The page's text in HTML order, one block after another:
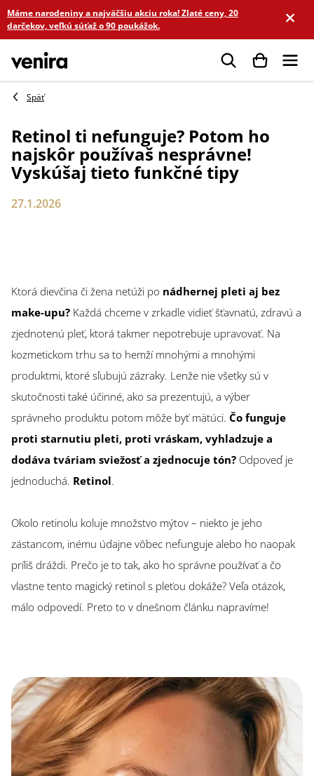
Prejsť
na
obsah
Máme narodeniny a najväčšiu akciu roka! Zlaté ceny, 20
darčekov, veľkú súťaž o 90 poukážok.
Hľadať
Retinol ti nefunguje? Potom ho
najskôr používaš nesprávne!
Vyskúšaj tieto funkčné tipy
27.1.2026
Ktorá dievčina či žena netúži po nádhernej pleti aj bez
make-upu? Každá chceme v zrkadle vidieť šťavnatú, zdravú a
zjednotenú pleť, ktorá takmer nepotrebuje upravovať. Na
kozmetickom trhu sa to hemží mnohými a mnohými
produktmi, ktoré sľubujú zázraky. Lenže nie všetky sú v
skutočnosti také účinné, ako sa prezentujú, a výber
správneho produktu potom môže byť mätúci. Čo funguje
proti starnutiu pleti, proti vráskam, vyhladzuje a
dodáva tváriam sviežosť a zjednocuje tón? Odpoveď je
jednoduchá. Retinol.
Okolo retinolu koluje množstvo mýtov – niekto je jeho
zástancom, inému údajne vôbec nefunguje alebo ho naopak
príliš dráždi. Prečo je to tak, ako ho správne používať a čo
vlastne tento magický retinol s pleťou dokáže? Veľa otázok,
málo odpovedí. Preto to v dnešnom článku napravíme!